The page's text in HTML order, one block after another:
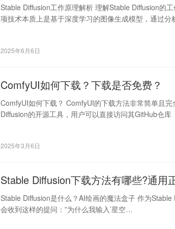
Stable Diffusion工作原理解析 理解Stable Diffusion的
项技术本质上是基于深度学习的图像生成模型，通过
2025年6月6日
ComfyUI如何下载？下载是否免费？
ComfyUI如何下载？ ComfyUI的下载方法非常简单且
Diffusion的开源工具，用户可以直接访问其GitHub仓库
2025年3月6日
Stable Diffusion下载方法有哪些?通用
Stable Diffusion是什么？AI绘画的魔法盒子 作为
会收到这样的提问：”为什么我输入’星空…